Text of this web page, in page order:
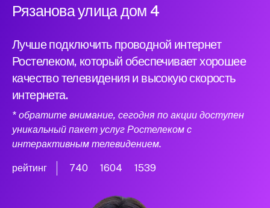
Рязанова улица дом 4
Лучше подключить проводной интернет
Ростелеком, который обеспечивает хорошее
качество телевидения и высокую скорость
интернета.
* обратите внимание, сегодня по акции доступен
уникальный пакет услуг Ростелеком с
интерактивным телевидением.
рейтинг 740 1604 1539